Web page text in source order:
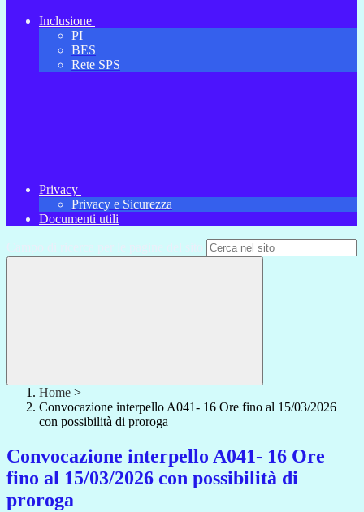
Inclusione
PI
BES
Rete SPS
Privacy
Privacy e Sicurezza
Documenti utili
Campo di ricerca per le pagine del sito
Home >
Convocazione interpello A041- 16 Ore fino al 15/03/2026
con possibilità di proroga
Convocazione interpello A041- 16 Ore
fino al 15/03/2026 con possibilità di
proroga